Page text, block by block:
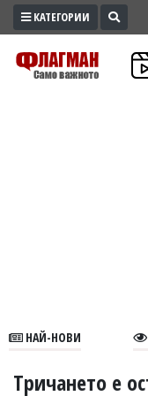
ПРОМО
ЗОНА
В
КАТЕГОРИИ
НАЙ-НОВИ
Тричането е